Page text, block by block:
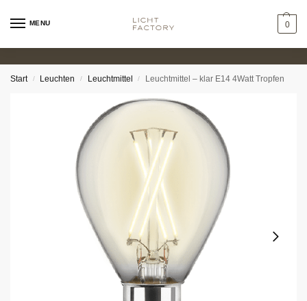
MENU 0
Start / Leuchten / Leuchtmittel / Leuchtmittel – klar E14 4Watt Tropfen